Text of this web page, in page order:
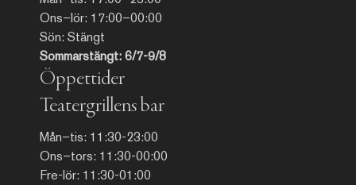
Ons–lör: 17:00–00:00
Sön: Stängt
Sommarstängt: 6/7-9/8
Öppettider
Teatergrillens bar
Mån–tis: 11:30-23:00
Ons–tors: 11:30-00:00
Fre-lör: 11:30-01:00